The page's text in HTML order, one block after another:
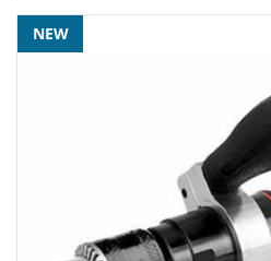
NEW